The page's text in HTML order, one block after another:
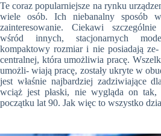
Te coraz popularniejsze na rynku
wiele osób. Ich niebanalny sposób
zainteresowanie. Ciekawi
wśród innych, stacjonarnych
kompaktowy rozmiar i nie posiadają
centralnej, która umożliwia pracę.
umożli- wiają pracę, zostały ukryte w
jest właśnie najbardziej zadziwiające
wciąż jest płaski, nie wygląda on
początku lat 90. Jak więc to wszystko